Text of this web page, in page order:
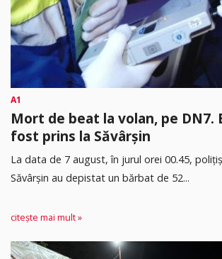
A1
Mort de beat la volan, pe DN7.
fost prins la Săvârșin
​La data de 7 august, în jurul orei 00.45,
Săvârșin au depistat un bărbat de 52...
citește mai mult »